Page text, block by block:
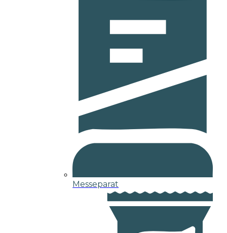
Messeparat